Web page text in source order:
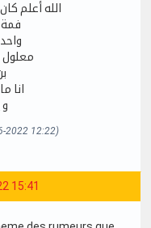
الله أعلم
فمة
انا
2022 12:22)
15:41